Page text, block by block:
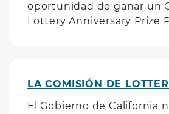
oportunidad de ganar un
Lottery Anniversary Prize
LA COMISIÓN DE
El Gobierno de California